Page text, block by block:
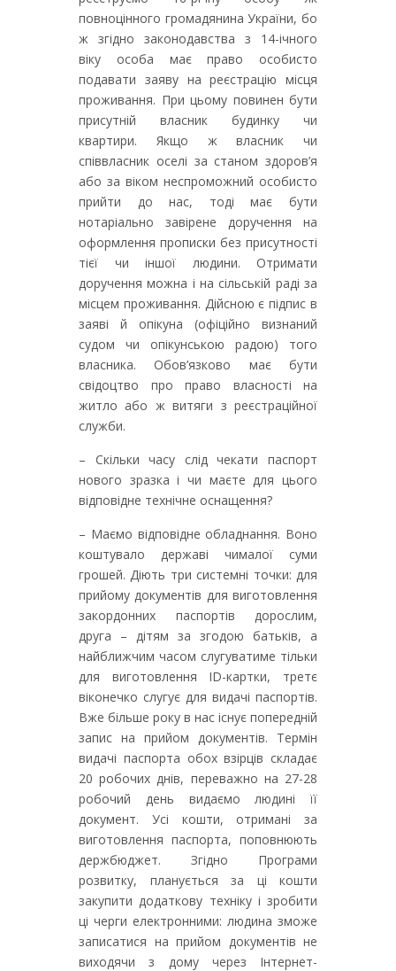
повноцінного громадянина України, бо
ж згідно законодавства з 14-ічного
віку особа має право особисто
подавати заяву на реєстрацію місця
проживання. При цьому повинен бути
присутній власник будинку чи
квартири. Якщо ж власник чи
співвласник оселі за станом здоров’я
або за віком неспроможний особисто
прийти до нас, тоді має бути
нотаріально завірене доручення на
оформлення прописки без присутності
тієї чи іншої людини. Отримати
доручення можна і на сільській раді за
місцем проживання. Дійсною є підпис в
заяві й опікуна (офіційно визнаний
судом чи опікунською радою) того
власника. Обов’язково має бути
свідоцтво про право власності на
житло або ж витяги з реєстраційної
служби.
– Скільки часу слід чекати паспорт
нового зразка і чи маєте для цього
відповідне технічне оснащення?
– Маємо відповідне обладнання. Воно
коштувало державі чималої суми
грошей. Діють три системні точки: для
прийому документів для виготовлення
закордонних паспортів дорослим,
друга – дітям за згодою батьків, а
найближчим часом слугуватиме тільки
для виготовлення ID-картки, третє
віконечко слугує для видачі паспортів.
Вже більше року в нас існує попередній
запис на прийом документів. Термін
видачі паспорта обох взірців складає
20 робочих днів, переважно на 27-28
робочий день видаємо людині її
документ. Усі кошти, отримані за
виготовлення паспорта, поповнюють
держбюджет. Згідно Програми
розвитку, планується за ці кошти
закупити додаткову техніку і зробити
ці черги електронними: людина зможе
записатися на прийом документів не
виходячи з дому через Інтернет-